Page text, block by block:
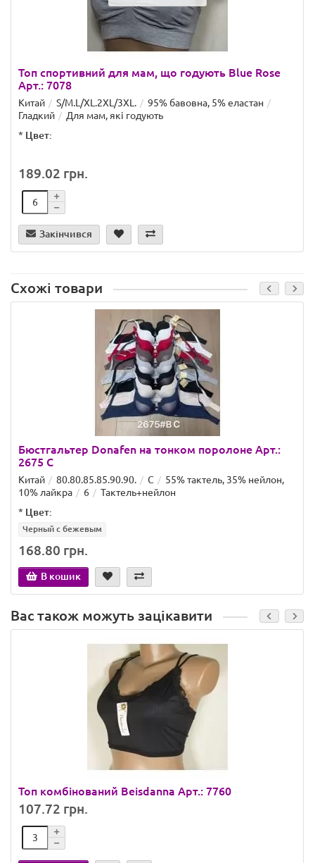
Топ спортивний для мам, що годують Blue Rose
Арт.: 7078
Китай S/M.L/XL.2XL/3XL.
95% бавовна, 5% еластан
Гладкий
Для мам, які годують
* Цвет:
189.02 грн.
Закінчився
Схожі товари
Бюстгальтер Donafen на тонком поролоне Арт.:
2675 C
Китай 80.80.85.85.90.90. C
55% тактель, 35% нейлон,
10% лайкра
6
Тактель+нейлон
* Цвет:
Черный с бежевым
168.80 грн.
В кошик
Вас також можуть зацікавити
Топ комбінований Beisdanna Арт.: 7760
107.72 грн.